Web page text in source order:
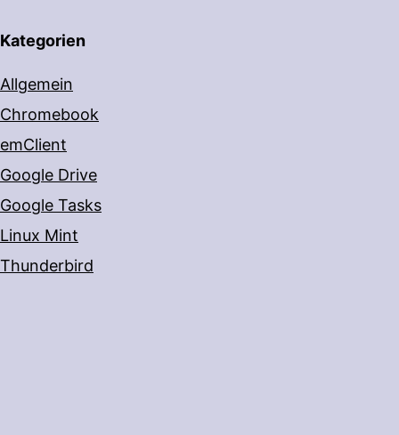
Kategorien
Allgemein
Chromebook
emClient
Google Drive
Google Tasks
Linux Mint
Thunderbird